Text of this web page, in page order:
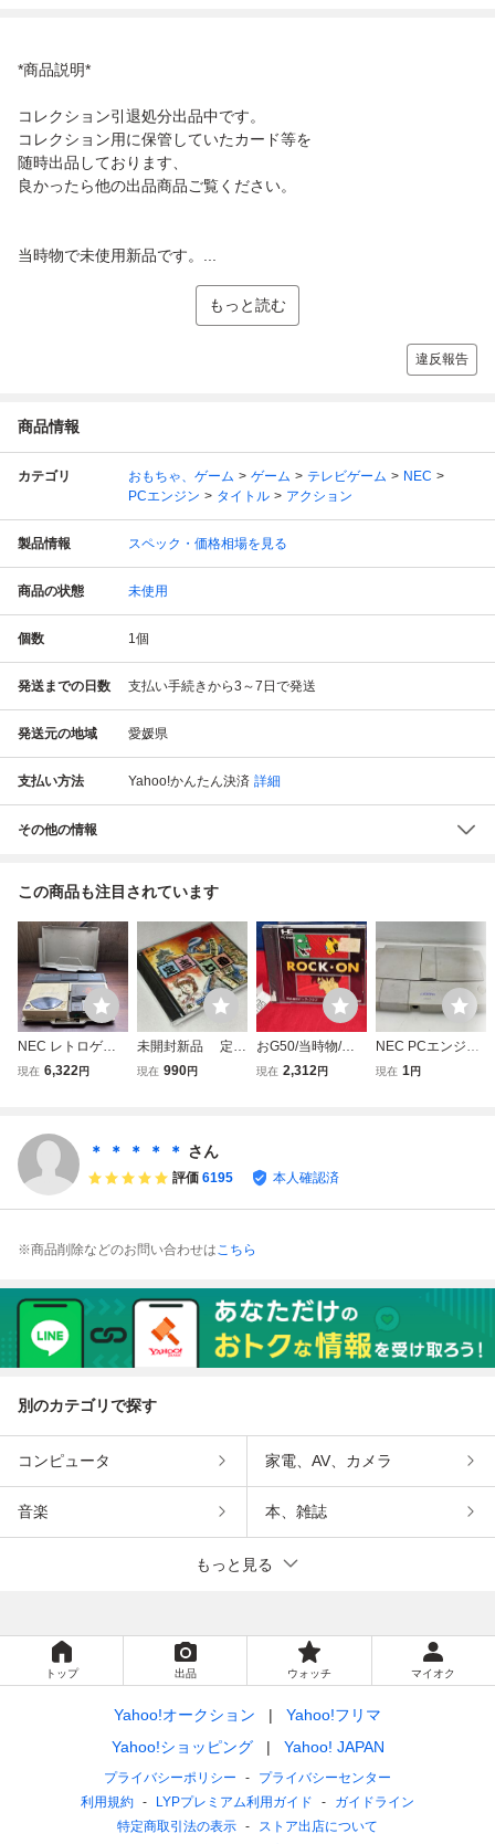
*商品説明*
コレクション引退処分出品中です。
コレクション用に保管していたカード等を
随時出品しております、
良かったら他の出品商品ご覧ください。
当時物で未使用新品です。...
もっと読む
違反報告
商品情報
カテゴリ おもちゃ、ゲーム ゲーム テレビゲーム
NEC
PCエンジン
タイトル アクション
製品情報 スペック・価格相場を見る
商品の状態 未使用
個数 1個
発送までの日数 支払い手続きから3～7日で発送
発送元の地域 愛媛県
支払い方法 Yahoo!かんたん決済 詳細
その他の情報
この商品も注目されています
NEC レトロゲー
ム機 PCエンジン
ゲーム機 昭和レト
ロ 当時物 コレク
ション
現在 6,322円
未開封新品 定吉
七番秀吉の黄金
現在 990円
おG50/当時物/新
品未開封/PCエン
現在 2,312円
NEC PCエンジン
Duo-R PI-TG10 本
現在 1円
＊ ＊ ＊ ＊ ＊ さん
評価 6195 本人確認済
※商品削除などのお問い合わせはこちら
別のカテゴリで探す
コンピュータ 家電、AV、カメラ
音楽 本、雑誌
もっと見る
トップ 出品 ウォッチ マイオク
Yahoo!オークション
Yahoo!フリマ
Yahoo!ショッピング
Yahoo! JAPAN
プライバシーポリシー
プライバシーセンター
利用規約
LYPプレミアム利用ガイド
ガイドライン
特定商取引法の表示
ストア出店について